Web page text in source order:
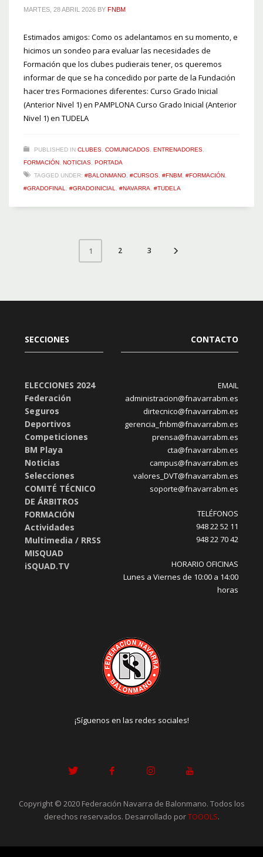
MARTES, 28 ABRIL 2026 BY FNBM
Estimados amigos: Como os adelantamos en su momento, e
hicimos un sondeo para evaluar las necesidades de
Formación que los clubes pudierais tener, os queremos
informar de que se ha concedido por parte de la Fundación
hacer tres Formaciones diferentes: Curso Grado Inicial
(Anterior Nivel 1) en PAMPLONA Curso Grado Inicial (Anterior
Nivel 1) en TUDELA
PUBLISHED IN CLUBES COMUNICADOS ENTRENADORES
FORMACIÓN NOTICIAS PORTADA
TAGGED UNDER: #BALONMANO #CURSOS #FNBM #FORMACIÓN
#GRADOFINAL
#GRADOINICIAL #NAVARRA #TUDELA
1 2 3
SECCIONES
ELECCIONES 2024
Federación
Seguros
Deportivos
Competiciones
BM Playa
Noticias
Selecciones
COMITÉ TÉCNICO
DE ÁRBITROS
FORMACIÓN
Actividades
Multimedia / RRSS
MISQUAD
iSQUAD.TV
CONTACTO
EMAIL
administracion@fnavarrabm.es
dirtecnico@fnavarrabm.es
gerencia_fnbm@fnavarrabm.es
prensa@fnavarrabm.es
cta@fnavarrabm.es
campus@fnavarrabm.es
valores_DVT@fnavarrabm.es
soporte@fnavarrabm.es
TELÉFONOS
948 22 52 11
948 22 70 42
HORARIO OFICINAS
Lunes a Viernes de 10:00 a 14:00
horas
¡Síguenos en las redes sociales!
Copyright © 2020 Federación Navarra de Balonmano. Todos los
derechos reservados. Desarrollado porTOOOLS.